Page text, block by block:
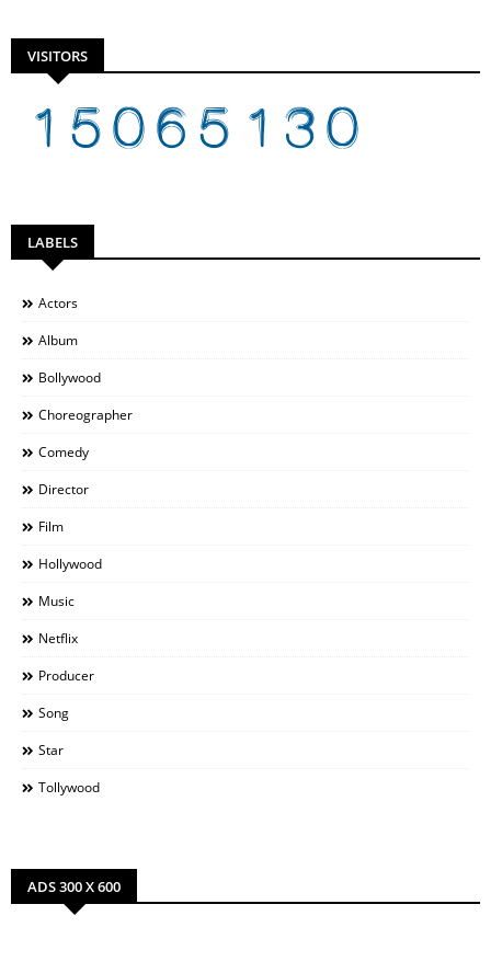
VISITORS
LABELS
Actors
Album
Bollywood
Choreographer
Comedy
Director
Film
Hollywood
Music
Netflix
Producer
Song
Star
Tollywood
ADS 300 X 600